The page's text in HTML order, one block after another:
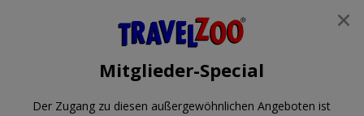
Travelzoo Travelzoo
Mitglieder-Special
Der Zugang zu diesen außergewöhnlichen Angeboten ist